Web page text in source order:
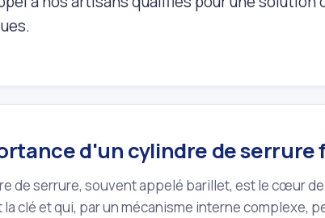
d'un cylindre de serrure
de serrure, souvent appelé barillet, est le cœur
clé et qui, par un mécanisme interne complexe,